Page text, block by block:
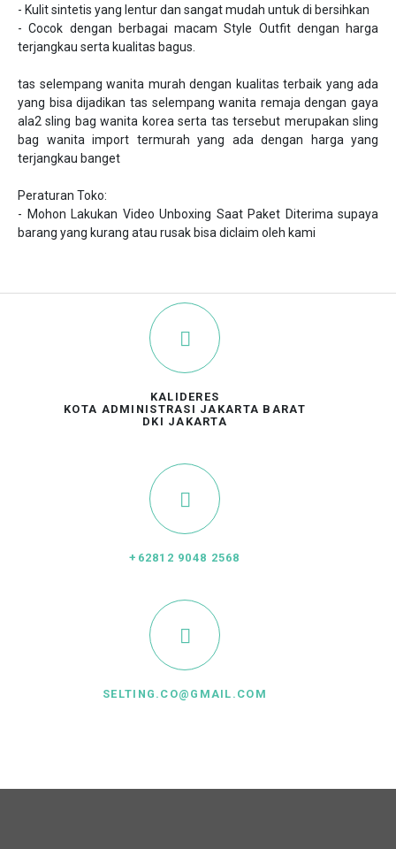
- Kulit sintetis yang lentur dan sangat mudah untuk di bersihkan
- Cocok dengan berbagai macam Style Outfit dengan harga
terjangkau serta kualitas bagus.
tas selempang wanita murah dengan kualitas terbaik yang ada
yang bisa dijadikan tas selempang wanita remaja dengan gaya
ala2 sling bag wanita korea serta tas tersebut merupakan sling
bag wanita import termurah yang ada dengan harga yang
terjangkau banget
Peraturan Toko:
- Mohon Lakukan Video Unboxing Saat Paket Diterima supaya
barang yang kurang atau rusak bisa diclaim oleh kami
KALIDERES
KOTA ADMINISTRASI JAKARTA BARAT
DKI JAKARTA
+62812 9048 2568
SELTING.CO@GMAIL.COM